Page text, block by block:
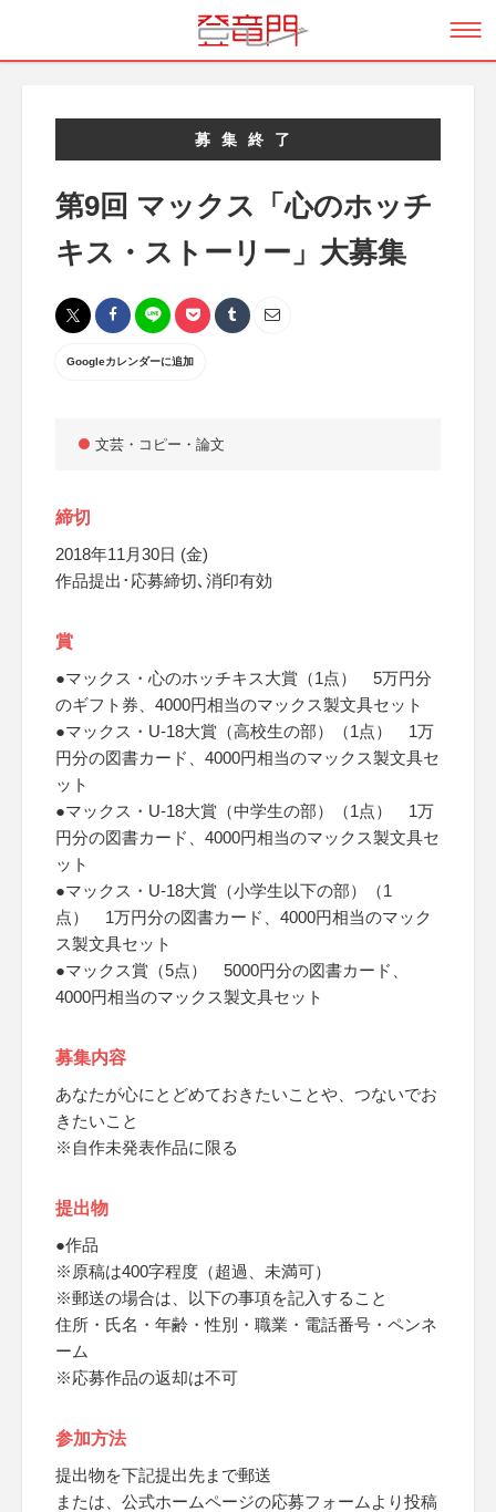
募集終了
第9回 マックス「心のホッチ
キス・ストーリー」大募集
Googleカレンダーに追加
文芸・コピー・論文
締切
2018年11月30日 (金)
作品提出･応募締切､消印有効
賞
●マックス・心のホッチキス大賞（1点） 5万円分
のギフト券、4000円相当のマックス製文具セット
●マックス・U-18大賞（高校生の部）（1点） 1万
円分の図書カード、4000円相当のマックス製文具セ
ット
●マックス・U-18大賞（中学生の部）（1点） 1万
円分の図書カード、4000円相当のマックス製文具セ
ット
●マックス・U-18大賞（小学生以下の部）（1
点） 1万円分の図書カード、4000円相当のマック
ス製文具セット
●マックス賞（5点） 5000円分の図書カード、
4000円相当のマックス製文具セット
募集内容
あなたが心にとどめておきたいことや、つないでお
きたいこと
※自作未発表作品に限る
提出物
●作品
※原稿は400字程度（超過、未満可）
※郵送の場合は、以下の事項を記入すること
住所・氏名・年齢・性別・職業・電話番号・ペンネ
ーム
※応募作品の返却は不可
参加方法
提出物を下記提出先まで郵送
または、公式ホームページの応募フォームより投稿